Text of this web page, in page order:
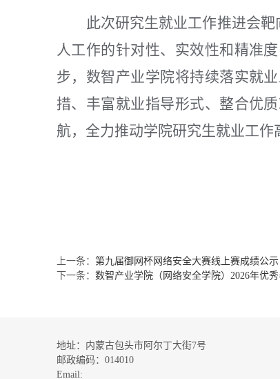
此次研究生就业工作推进会
人工作的针对性、实效性和精准
步，数智产业学院将持续落实就
措、丰富就业指导形式、整合优
航，全力推动学院研究生就业工作
上一条： 第九届御网杯网络安全大赛线上赛成绩公示
下一条： 数智产业学院（网络安全学院）2026年优
地址：内蒙古包头市阿尔丁大街7号
邮政编码：014010
Email: